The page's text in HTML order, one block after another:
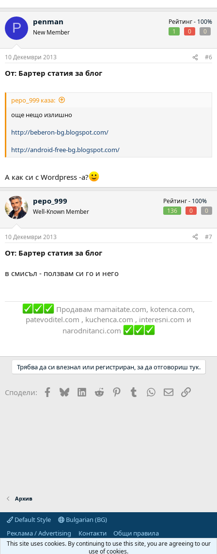
P penman
New Member
Рейтинг - 100%
1
0 0
10 Декември 2013 #6
От: Бартер статия за блог
pepo_999 каза:
още нещо излишно
http://beberon-bg.blogspot.com/
http://android-free-bg.blogspot.com/
А как си с Wordpress -a?
pepo_999
Well-Known Member
Рейтинг - 100%
136
0 0
10 Декември 2013 #7
От: Бартер статия за блог
в смисъл - ползвам си го и него
Продавам mamaitate.com, kotenca.com,
patevoditel.com , kuchenca.com , interesni.com и
narodnitanci.com
Трябва да си влезнал или регистриран, за да отговориш тук.
Сподели: Facebook
BlueskyLinkedIn
Reddit PinterestTumblr WhatsApp
EmailLink
Архив
Default Style
Bulgarian (BG)
Реклама / Advertising
Контакти
Общи правила
Декларация за поверителност
Помощ Начало
R
S
This site uses cookies. By continuing to use this site, you are agreeing to our
use of cookies.